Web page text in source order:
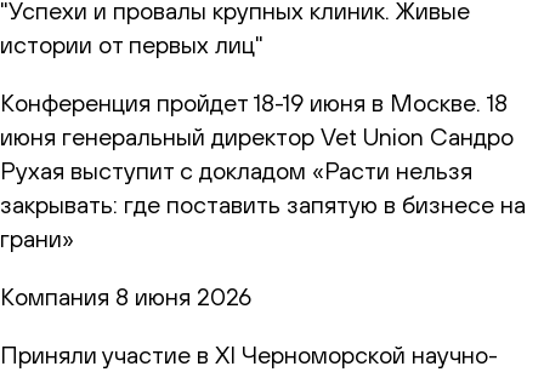
"Успехи и провалы крупных клиник. Живые
истории от первых лиц"
Конференция пройдет 18-19 июня в Москве. 18
июня генеральный директор Vet Union Сандро
Рухая выступит с докладом «Расти нельзя
закрывать: где поставить запятую в бизнесе на
грани»
Компания 8 июня 2026
Приняли участие в XI Черноморской научно-